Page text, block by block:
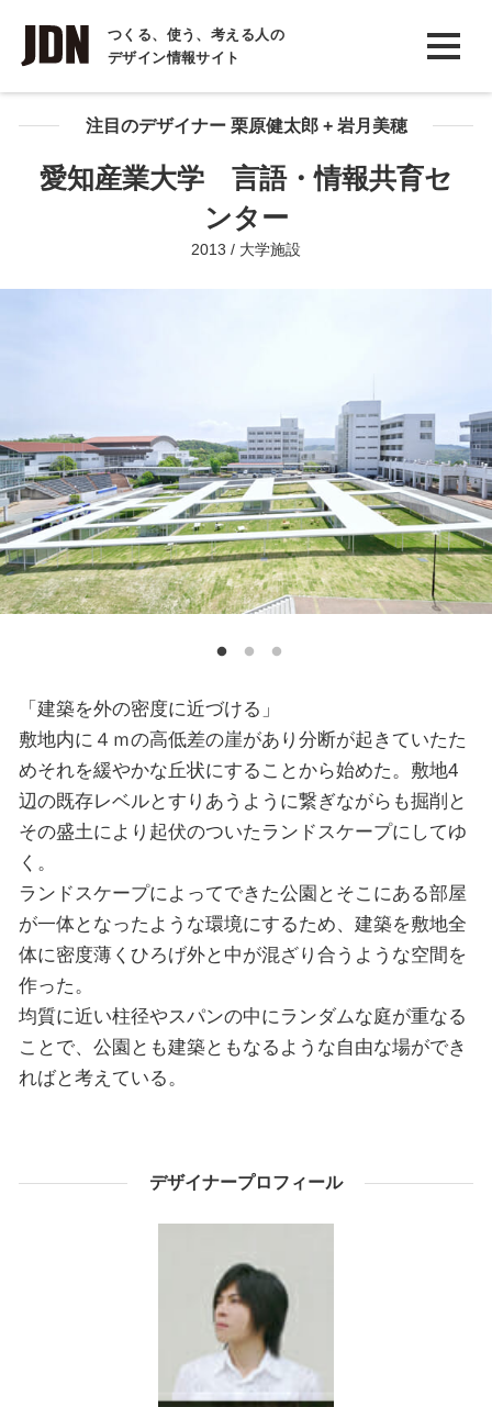
つくる、使う、考える人の
デザイン情報サイト
INTERVIEW
インタビュー
REPORT
注目のデザイナー 栗原健太郎 + 岩月美穂
愛知産業大学 言語・情報共育セ
ンター
2013 / 大学施設
「建築を外の密度に近づける」
敷地内に４ｍの高低差の崖があり分断が起きていたた
めそれを緩やかな丘状にすることから始めた。敷地4
辺の既存レベルとすりあうように繋ぎながらも掘削と
その盛土により起伏のついたランドスケープにしてゆ
く。
ランドスケープによってできた公園とそこにある部屋
が一体となったような環境にするため、建築を敷地全
体に密度薄くひろげ外と中が混ざり合うような空間を
作った。
均質に近い柱径やスパンの中にランダムな庭が重なる
ことで、公園とも建築ともなるような自由な場ができ
ればと考えている。
デザイナープロフィール